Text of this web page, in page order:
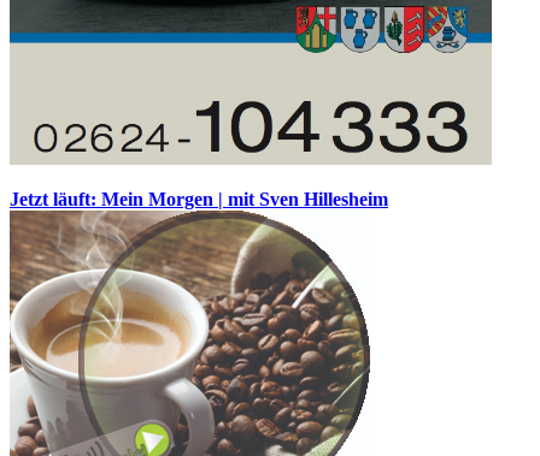
Jetzt läuft: Mein Morgen | mit Sven Hillesheim